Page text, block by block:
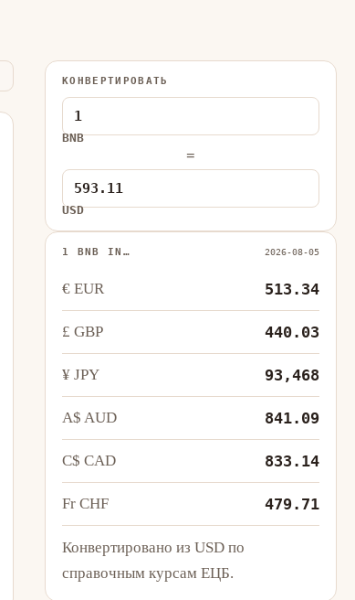
КОНВЕРТИРОВАТЬ
BNB
=
USD
1 BNB IN… 2026-08-05
€ EUR 513.34
£ GBP 440.03
¥ JPY 93,468
A$ AUD 841.09
C$ CAD 833.14
Fr CHF 479.71
Конвертировано из USD по
справочным курсам ЕЦБ.